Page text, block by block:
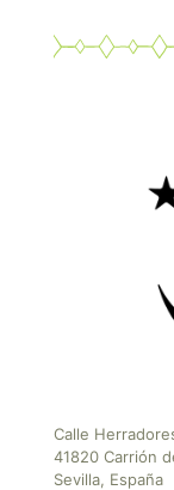
Calle
41820 Carrión
Sevilla, España